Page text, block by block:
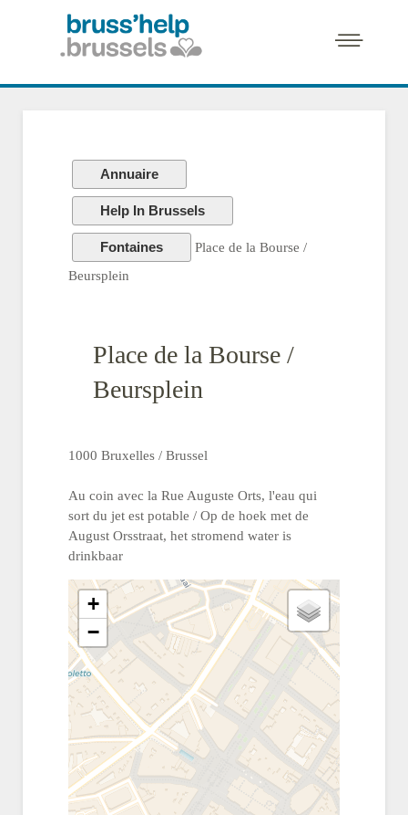
Annuaire
Help In Brussels
Fontaines
Place de la Bourse /
Beursplein
Place de la Bourse /
Beursplein
1000 Bruxelles / Brussel
Au coin avec la Rue Auguste Orts, l'eau qui
sort du jet est potable / Op de hoek met de
August Orsstraat, het stromend water is
drinkbaar
+
−